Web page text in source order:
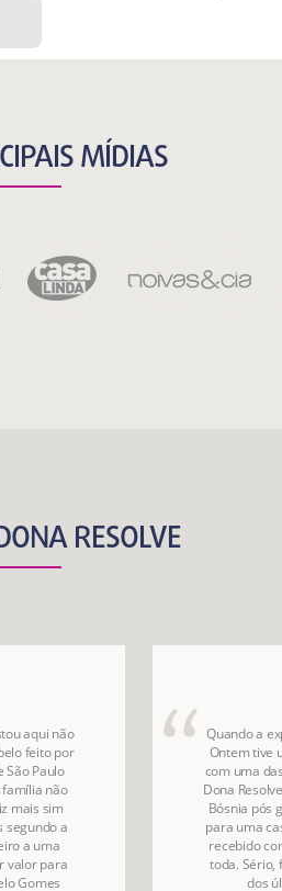
MÍDIAS
RESOLVE
aqui não
feito por
São Paulo
não
mais sim
segundo a
a uma
valor para
Gomes
Quando a
Ontem tive
com uma
Dona
Bósnia pós
para uma
recebido
toda. Sério,
dos